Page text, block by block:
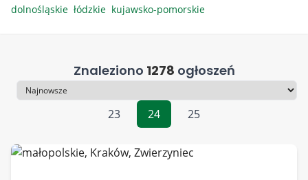
dolnośląskie łódzkie kujawsko-pomorskie
Znaleziono 1278 ogłoszeń
Sortowanie
23
24 25